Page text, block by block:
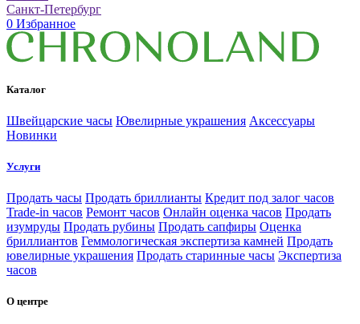
Санкт-Петербург
0 Избранное
Каталог
Швейцарские часы Ювелирные украшения Аксессуары
Новинки
Услуги
Продать часы Продать бриллианты Кредит под залог часов
Trade-in часов Ремонт часов Онлайн оценка часов Продать
изумруды Продать рубины Продать сапфиры Оценка
бриллиантов Геммологическая экспертиза камней Продать
ювелирные украшения Продать старинные часы Экспертиза
часов
О центре